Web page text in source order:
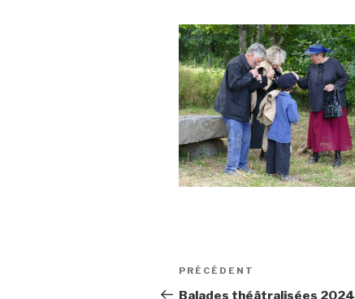
Navigation
de
Article
précédent
PRÉCÉDENT
Balades théâtralisées 2024